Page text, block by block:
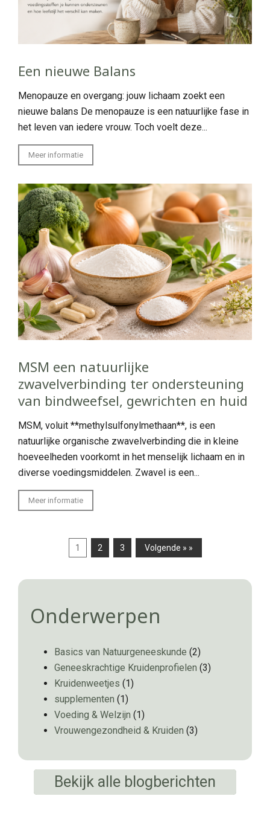
Een nieuwe Balans
Menopauze en overgang: jouw lichaam zoekt een
nieuwe balans De menopauze is een natuurlijke fase in
het leven van iedere vrouw. Toch voelt deze...
Meer informatie
MSM een natuurlijke
zwavelverbinding ter ondersteuning
van bindweefsel, gewrichten en huid
MSM, voluit **methylsulfonylmethaan**, is een
natuurlijke organische zwavelverbinding die in kleine
hoeveelheden voorkomt in het menselijk lichaam en in
diverse voedingsmiddelen. Zwavel is een...
Meer informatie
1 2 3 Volgende » »
Onderwerpen
Basics van Natuurgeneeskunde (2)
Geneeskrachtige Kruidenprofielen (3)
Kruidenweetjes (1)
supplementen (1)
Voeding & Welzijn (1)
Vrouwengezondheid & Kruiden (3)
Bekijk alle blogberichten